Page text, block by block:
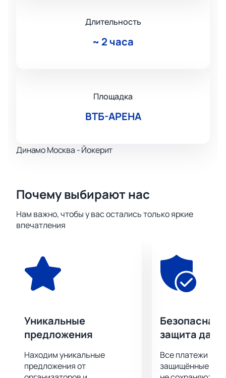
Длительность
~ 2 часа
Площадка
ВТБ-АРЕНА
Динамо Москва - Йокерит
Почему выбирают нас
Нам важно, чтобы у вас остались только яркие
впечатления
Уникальные
предложения
Находим уникальные
предложения от
Безопасная
защита
Все платежи
защищённые